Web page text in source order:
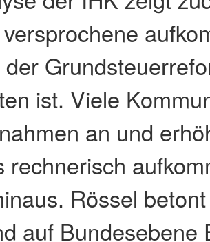
ist. Viele
an und
rechnerisch
Rössel
auf Bundesebene